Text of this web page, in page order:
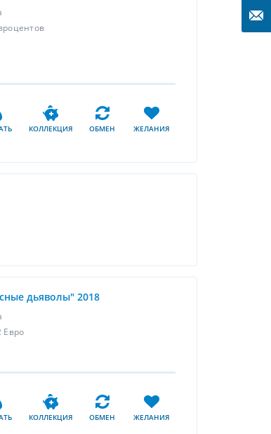
КОЛЛЕКЦИЯ ОБМЕН ЖЕЛАНИЯ
дьяволы" 2018
Евро
КОЛЛЕКЦИЯ ОБМЕН ЖЕЛАНИЯ